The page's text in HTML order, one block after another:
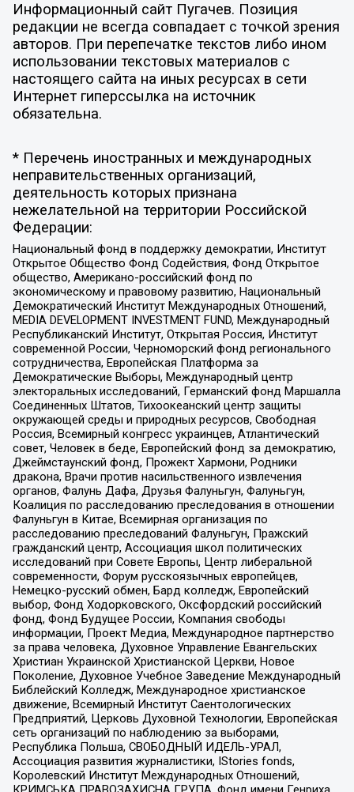
Информационный сайт Пугачев. Позиция
редакции не всегда совпадает с точкой зрения
авторов. При перепечатке текстов либо ином
использовании текстовых материалов с
настоящего сайта на иных ресурсах в сети
Интернет гиперссылка на источник
обязательна.
* Перечень иностранных и международных
неправительственных организаций,
деятельность которых признана
нежелательной на территории Российской
Федерации:
Национальный фонд в поддержку демократии, Институт
Открытое Общество Фонд Содействия, Фонд Открытое
общество, Американо-российский фонд по
экономическому и правовому развитию, Национальный
Демократический Институт Международных Отношений,
MEDIA DEVELOPMENT INVESTMENT FUND, Международный
Республиканский Институт, Открытая Россия, Институт
современной России, Черноморский фонд регионального
сотрудничества, Европейская Платформа за
Демократические Выборы, Международный центр
электоральных исследований, Германский фонд Маршалла
Соединенных Штатов, Тихоокеанский центр защиты
окружающей среды и природных ресурсов, Свободная
Россия, Всемирный конгресс украинцев, Атлантический
совет, Человек в беде, Европейский фонд за демократию,
Джеймстаунский фонд, Прожект Хармони, Родники
дракона, Врачи против насильственного извлечения
органов, Фалунь Дафа, Друзья Фалуньгун, Фалуньгун,
Коалиция по расследованию преследования в отношении
Фалуньгун в Китае, Всемирная организация по
расследованию преследований Фалуньгун, Пражский
гражданский центр, Ассоциация школ политических
исследований при Совете Европы, Центр либеральной
современности, Форум русскоязычных европейцев,
Немецко-русский обмен, Бард колледж, Европейский
выбор, Фонд Ходорковского, Оксфордский российский
фонд, Фонд Будущее России, Компания свободы
информации, Проект Медиа, Международное партнерство
за права человека, Духовное Управление Евангельских
Христиан Украинской Христианской Церкви, Новое
Поколение, Духовное Учебное Заведение Международный
Библейский Колледж, Международное христианское
движение, Всемирный Институт Саентологических
Предприятий, Церковь Духовной Технологии, Европейская
сеть организаций по наблюдению за выборами,
Республика Польша, СВОБОДНЫЙ ИДЕЛЬ-УРАЛ,
Ассоциация развития журналистики, IStories fonds,
Королевский Институт Международных Отношений,